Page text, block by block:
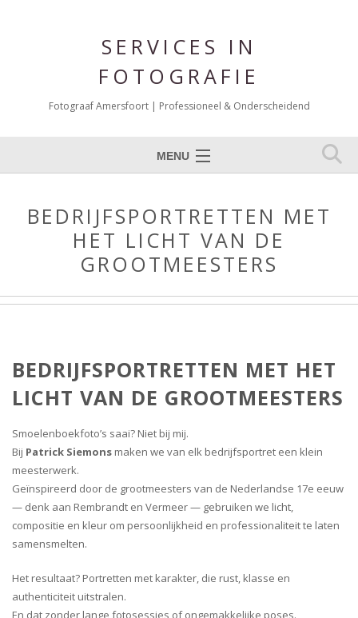
SERVICES IN
FOTOGRAFIE
Fotograaf Amersfoort | Professioneel & Onderscheidend
MENU
Portfolio Fotografie
Blog
BEDRIJFSPORTRETTEN MET
HET LICHT VAN DE
GROOTMEESTERS
BEDRIJFSPORTRETTEN MET HET
LICHT VAN DE GROOTMEESTERS
Smoelenboekfoto’s saai? Niet bij mij.
Bij Patrick Siemons maken we van elk bedrijfsportret een klein
meesterwerk.
Geïnspireerd door de grootmeesters van de Nederlandse 17e eeuw
— denk aan Rembrandt en Vermeer — gebruiken we licht,
compositie en kleur om persoonlijkheid en professionaliteit te laten
samensmelten.
Het resultaat? Portretten met karakter, die rust, klasse en
authenticiteit uitstralen.
En dat zonder lange fotosessies of ongemakkelijke poses.